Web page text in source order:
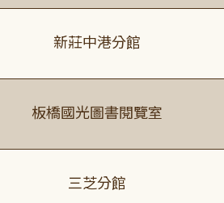
新莊中港分館
板橋國光圖書閱覽室
三芝分館